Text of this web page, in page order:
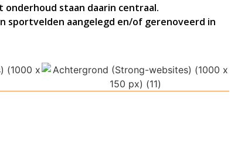
onderhoud staan daarin centraal.
sportvelden aangelegd en/of gerenoveerd in